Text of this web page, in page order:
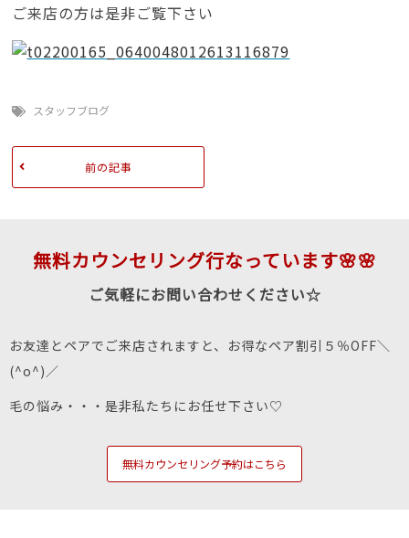
ご来店の方は是非ご覧下さい
スタッフブログ
前の記事
無料カウンセリング行なっています🌸🌸
ご気軽にお問い合わせください☆
お友達とペアでご来店されますと、お得なペア割引５％OFF＼
(^o^)／
毛の悩み・・・是非私たちにお任せ下さい♡
無料カウンセリング予約はこちら